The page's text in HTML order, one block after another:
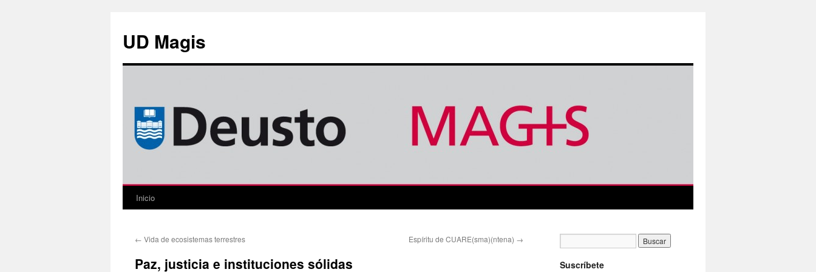
contenido
UD Magis
Inicio
← Vida de ecosistemas terrestres Espíritu de CUARE(sma)(ntena) →
Paz, justicia e instituciones sólidas Suscríbete